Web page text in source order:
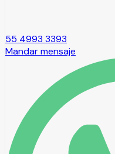
55 4993 3393
Mandar mensaje